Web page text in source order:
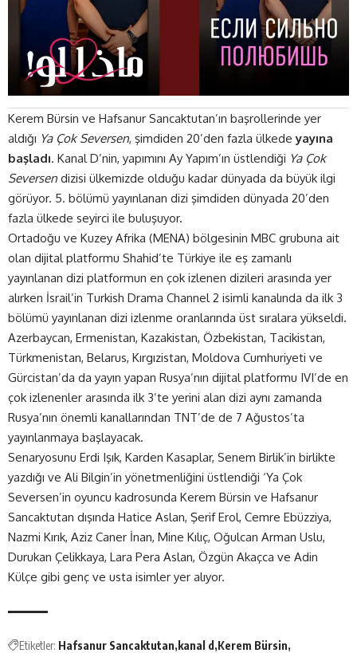
Kerem Bürsin ve Hafsanur Sancaktutan’ın başrollerinde yer
aldığı Ya Çok Seversen, şimdiden 20’den fazla ülkedeyayına
başladı. Kanal D’nin, yapımını Ay Yapım’ın üstlendiği Ya Çok
Seversen dizisi ülkemizde olduğu kadar dünyada da büyük ilgi
görüyor. 5. bölümü yayınlanan dizi şimdiden dünyada 20’den
fazla ülkede seyirci ile buluşuyor.
Ortadoğu ve Kuzey Afrika (MENA) bölgesinin MBC grubuna ait
olan dijital platformu Shahid’te Türkiye ile eş zamanlı
yayınlanan dizi platformun en çok izlenen dizileri arasında yer
alırken İsrail’in Turkish Drama Channel 2 isimli kanalında da ilk 3
bölümü yayınlanan dizi izlenme oranlarında üst sıralara yükseldi.
Azerbaycan, Ermenistan, Kazakistan, Özbekistan, Tacikistan,
Türkmenistan, Belarus, Kırgızistan, Moldova Cumhuriyeti ve
Gürcistan’da da yayın yapan Rusya’nın dijital platformu IVI’de en
çok izlenenler arasında ilk 3’te yerini alan dizi aynı zamanda
Rusya’nın önemli kanallarından TNT’de de 7 Ağustos’ta
yayınlanmaya başlayacak.
Senaryosunu Erdi Işık, Karden Kasaplar, Senem Birlik’in birlikte
yazdığı ve Ali Bilgin’in yönetmenliğini üstlendiği ‘Ya Çok
Seversen’in oyuncu kadrosunda Kerem Bürsin ve Hafsanur
Sancaktutan dışında Hatice Aslan, Şerif Erol, Cemre Ebüzziya,
Nazmi Kırık, Aziz Caner İnan, Mine Kılıç, Oğulcan Arman Uslu,
Durukan Çelikkaya, Lara Pera Aslan, Özgün Akaçca ve Adin
Külçe gibi genç ve usta isimler yer alıyor.
Etiketler: Hafsanur Sancaktutan kanal d Kerem Bürsin